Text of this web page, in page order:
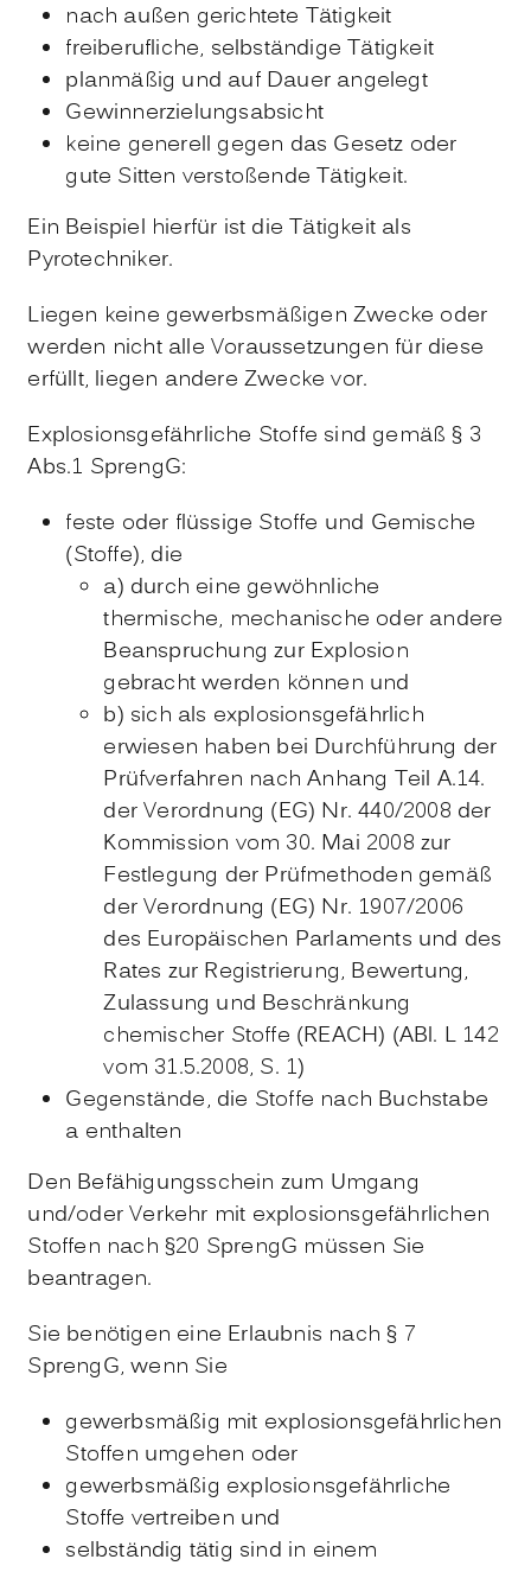
nach außen gerichtete Tätigkeit
freiberufliche, selbständige Tätigkeit
planmäßig und auf Dauer angelegt
Gewinnerzielungsabsicht
keine generell gegen das Gesetz oder
gute Sitten verstoßende Tätigkeit.
Ein Beispiel hierfür ist die Tätigkeit als
Pyrotechniker.
Liegen keine gewerbsmäßigen Zwecke oder
werden nicht alle Voraussetzungen für diese
erfüllt, liegen andere Zwecke vor.
Explosionsgefährliche Stoffe sind gemäß § 3
Abs.1 SprengG:
feste oder flüssige Stoffe und Gemische
(Stoffe), die
a) durch eine gewöhnliche
thermische, mechanische oder andere
Beanspruchung zur Explosion
gebracht werden können und
b) sich als explosionsgefährlich
erwiesen haben bei Durchführung der
Prüfverfahren nach Anhang Teil A.14.
der Verordnung (EG) Nr. 440/2008 der
Kommission vom 30. Mai 2008 zur
Festlegung der Prüfmethoden gemäß
der Verordnung (EG) Nr. 1907/2006
des Europäischen Parlaments und des
Rates zur Registrierung, Bewertung,
Zulassung und Beschränkung
chemischer Stoffe (REACH) (ABl. L 142
vom 31.5.2008, S. 1)
Gegenstände, die Stoffe nach Buchstabe
a enthalten
Den Befähigungsschein zum Umgang
und/oder Verkehr mit explosionsgefährlichen
Stoffen nach §20 SprengG müssen Sie
beantragen.
Sie benötigen eine Erlaubnis nach § 7
SprengG, wenn Sie
gewerbsmäßig mit explosionsgefährlichen
Stoffen umgehen oder
gewerbsmäßig explosionsgefährliche
Stoffe vertreiben und
selbständig tätig sind in einem